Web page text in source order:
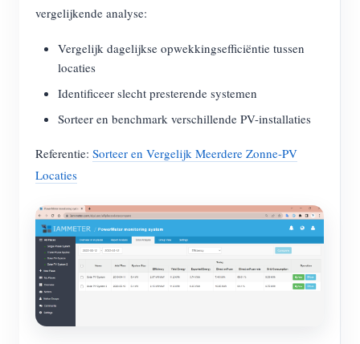
vergelijkende analyse:
Vergelijk dagelijkse opwekkingsefficiëntie tussen
locaties
Identificeer slecht presterende systemen
Sorteer en benchmark verschillende PV-installaties
Referentie: Sorteer en Vergelijk Meerdere Zonne-PV
Locaties